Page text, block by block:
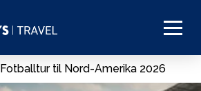
Fotballtur til Nord-Amerika 2026